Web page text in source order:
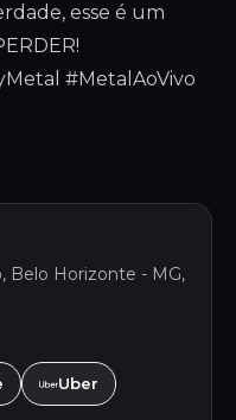
esse é um
#MetalAoVivo
Belo Horizonte - MG,
Uber